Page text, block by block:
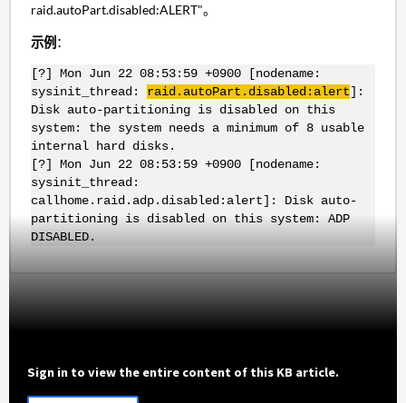
raid.autoPart.disabled:ALERT"。
示例 ：
[?] Mon Jun 22 08:53:59 +0900 [nodename:
sysinit_thread: raid.autoPart.disabled:alert]:
Disk auto-partitioning is disabled on this
system: the system needs a minimum of 8 usable
internal hard disks.
[?] Mon Jun 22 08:53:59 +0900 [nodename:
sysinit_thread:
callhome.raid.adp.disabled:alert]: Disk auto-
partitioning is disabled on this system: ADP
DISABLED.
Sign in to view the entire content of this KB article.